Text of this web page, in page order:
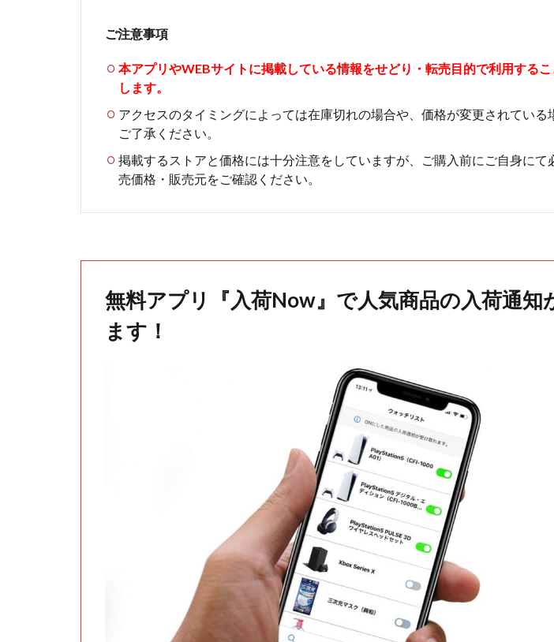
ご注意事項
本アプリやWEBサイトに掲載している情報をせどり・転売目的で利用する
します。
アクセスのタイミングによっては在庫切れの場合や、価格が変更されている
ご了承ください。
掲載するストアと価格には十分注意をしていますが、ご購入前にご自身にて
売価格・販売元をご確認ください。
無料アプリ『入荷Now』で人気商品の入荷通知
ます！